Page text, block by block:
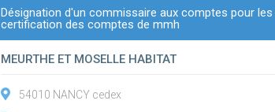
Désignation d'un commissaire aux comptes pour
certification des comptes de mmh
MEURTHE ET MOSELLE HABITAT
54010 NANCY cedex